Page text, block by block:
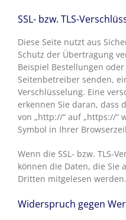
SSL- bzw. TLS-
Diese Seite nutzt aus
Schutz der Übertragung
Beispiel Bestellungen
Seitenbetreiber senden,
Verschlüsselung. Eine
erkennen Sie daran, dass
von „http://“ auf „https://“
Symbol in Ihrer
Wenn die SSL- bzw. TLS-
können die Daten, die Sie
Dritten mitgelesen werden.
Widerspruch gegen